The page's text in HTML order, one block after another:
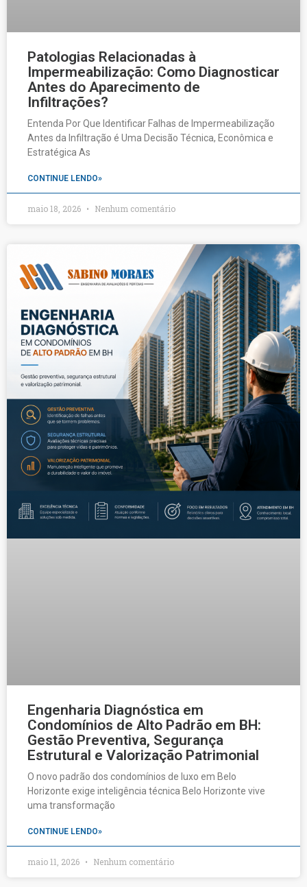
Patologias Relacionadas à
Impermeabilização: Como Diagnosticar
Antes do Aparecimento de
Infiltrações?
Entenda Por Que Identificar Falhas de Impermeabilização
Antes da Infiltração é Uma Decisão Técnica, Econômica e
Estratégica As
CONTINUE LENDO»
maio 18, 2026 Nenhum comentário
Engenharia Diagnóstica em
Condomínios de Alto Padrão em BH:
Gestão Preventiva, Segurança
Estrutural e Valorização Patrimonial
O novo padrão dos condomínios de luxo em Belo
Horizonte exige inteligência técnica Belo Horizonte vive
uma transformação
CONTINUE LENDO»
maio 11, 2026 Nenhum comentário